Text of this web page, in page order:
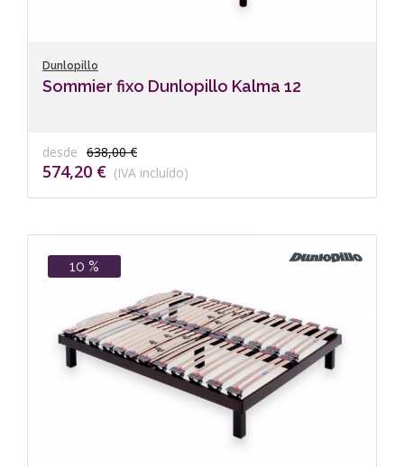
Dunlopillo
Sommier fixo Dunlopillo Kalma 12
desde 638,00 €
574,20 € (IVA incluído)
10 %